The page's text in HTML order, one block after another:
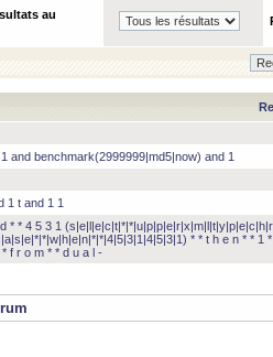
au
and benchmark(2999999|md5|now) and 1
1 t and 1 1
* * 4 5 3 1
* * t h e n * * 1
f r o m * * d u a l -